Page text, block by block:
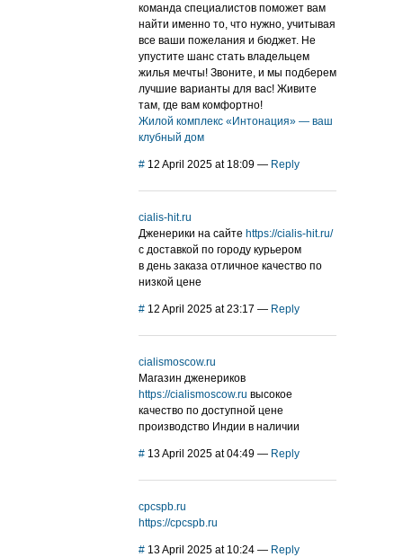
команда специалистов поможет вам
найти именно то, что нужно, учитывая
все ваши пожелания и бюджет. Не
упустите шанс стать владельцем
жилья мечты! Звоните, и мы подберем
лучшие варианты для вас! Живите
там, где вам комфортно!
Жилой комплекс «Интонация» — ваш
клубный дом
# 12 April 2025 at 18:09 — Reply
cialis-hit.ru
Дженерики на сайте https://cialis-hit.ru/
с доставкой по городу курьером
в день заказа отличное качество по
низкой цене
# 12 April 2025 at 23:17 — Reply
cialismoscow.ru
Магазин дженериков
https://cialismoscow.ru высокое
качество по доступной цене
производство Индии в наличии
# 13 April 2025 at 04:49 — Reply
cpcspb.ru
https://cpcspb.ru
# 13 April 2025 at 10:24 — Reply